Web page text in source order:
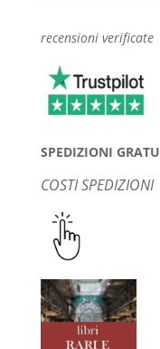
recensioni verificate
SPEDIZIONI
COSTI SPEDIZIONI